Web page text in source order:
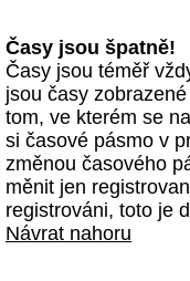
Časy jsou špatně!
Časy jsou téměř
jsou časy
tom, ve kterém se
si časové pásmo v
změnou časového
měnit jen
registrováni, toto je
Návrat nahoru